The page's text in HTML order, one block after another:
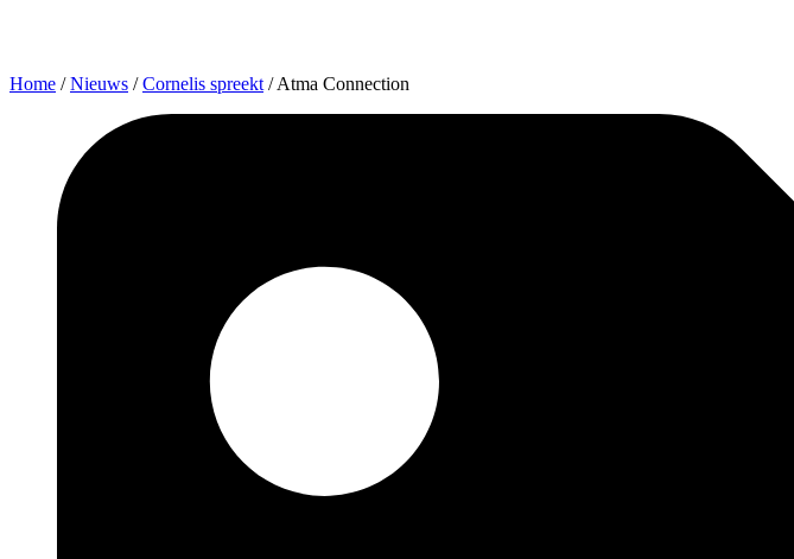
Home /Nieuws /Cornelis spreekt /Atma Connection